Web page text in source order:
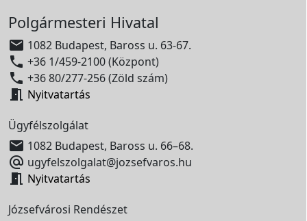
Polgármesteri Hivatal
 1082 Budapest, Baross u. 63-67.
 +36 1/459-2100 (Központ)
 +36 80/277-256 (Zöld szám)
 Nyitvatartás
Ügyfélszolgálat
 1082 Budapest, Baross u. 66–68.
 ugyfelszolgalat@jozsefvaros.hu
 Nyitvatartás
Józsefvárosi Rendészet